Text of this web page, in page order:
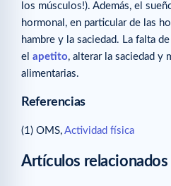
los músculos!). Además, el
hormonal, en particular de las
hambre y la saciedad. La falta
el apetito, alterar la saciedad y
alimentarias.
Referencias
(1) OMS, Actividad física
Artículos relacionados